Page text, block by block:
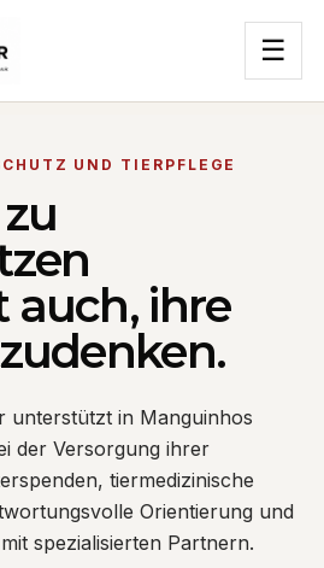
☰
UND TIERPFLEGE
auch, ihre
unterstützt in Manguinhos
der Versorgung ihrer
tiermedizinische
Orientierung und
spezialisierten Partnern.